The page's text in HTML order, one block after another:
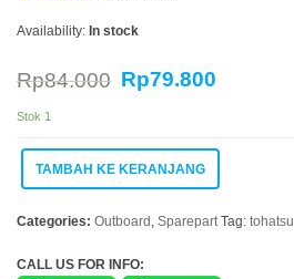
Availability: In stock
Rp84.000 Rp79.800
Stok 1
TAMBAH KE KERANJANG
Categories: Outboard Sparepart Tag: tohatsu
CALL US FOR INFO: